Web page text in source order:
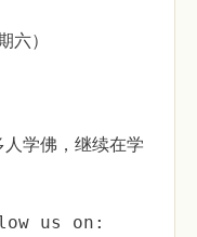
）
学佛，继续在学
us on: